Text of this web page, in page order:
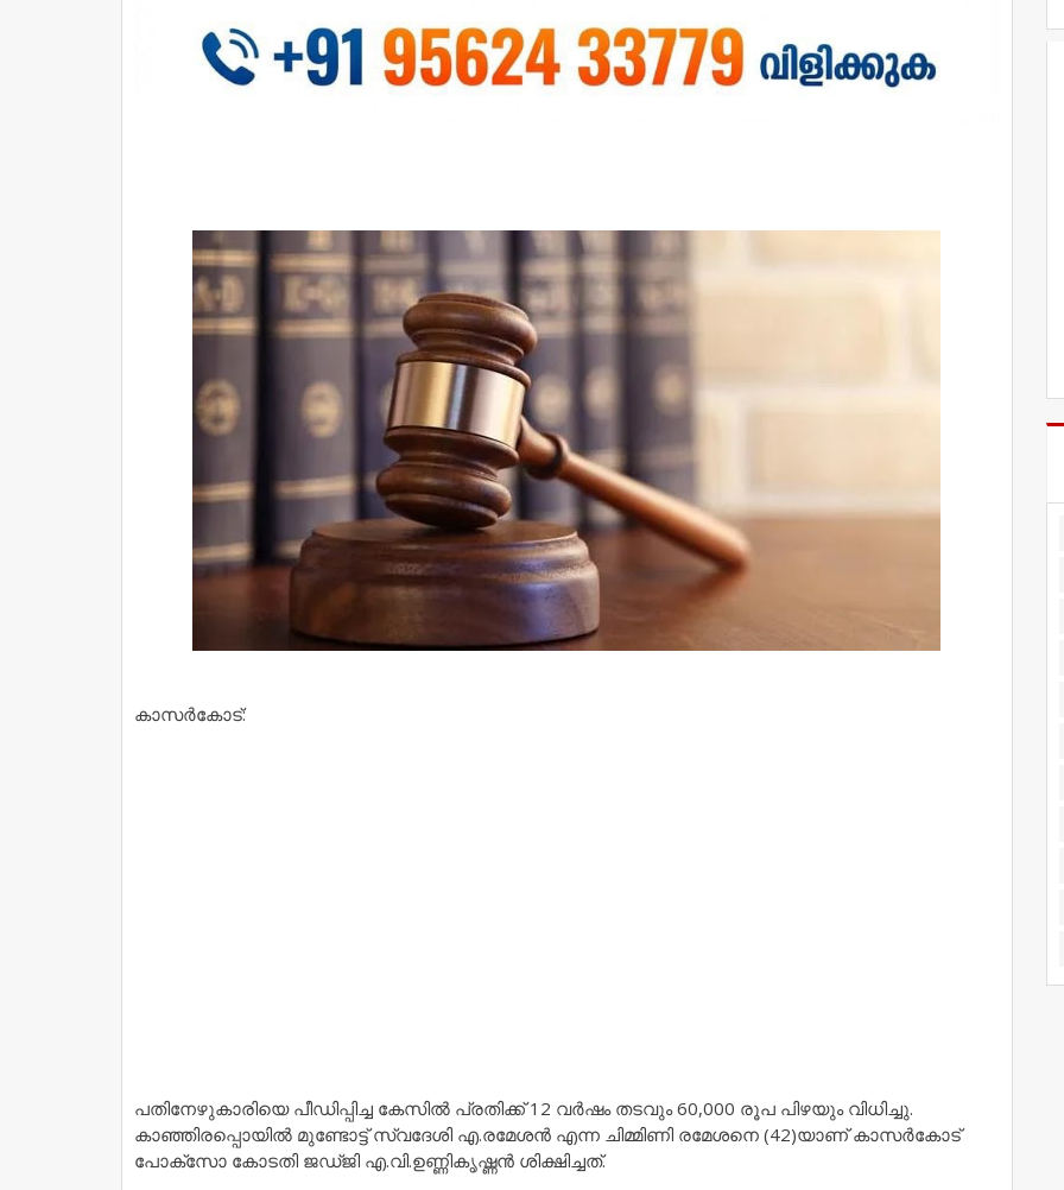
കാസർകോട്:
പതിനേഴുകാരിയെ പീഡിപ്പിച്ച കേസിൽ പ്രതിക്ക് 12 വർഷം തടവും 60,000 രൂപ പിഴയും വിധിച്ചു.
കാഞ്ഞിരപ്പൊയിൽ മുണ്ടോട്ട് സ്വദേശി എ.രമേശൻ എന്ന ചിമ്മിണി രമേശനെ (42)യാണ് കാസർകോട്
പോക്സോ കോടതി ജഡ്ജി എ.വി.ഉണ്ണികൃഷ്ണൻ ശിക്ഷിച്ചത്.